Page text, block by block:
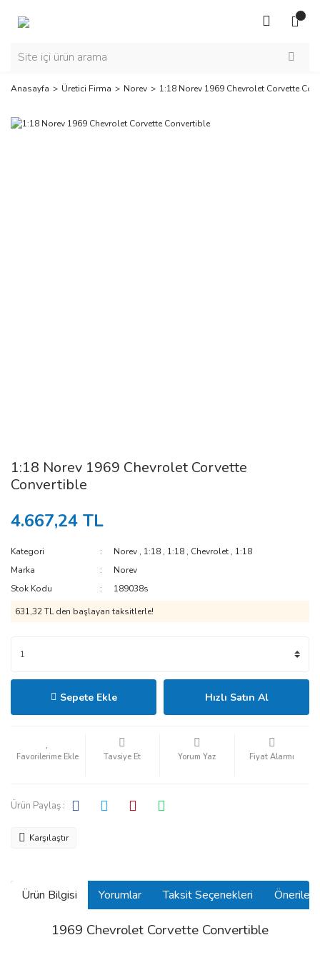
Anasayfa Üretici Firma Norev 1:18 Norev 1969 Chevrolet Corvette
1:18 Norev 1969 Chevrolet Corvette
Convertible
4.667,24 TL
Kategori Norev , 1:18 , 1:18 , Chevrolet , 1:18
Marka
Norev
Stok Kodu
189038s
631,32 TL den başlayan taksitlerle!
Sepete Ekle Hızlı Satın Al
Tavsiye Et Yorum Yaz Fiyat Alarmı
Ürün Paylaş :
Karşılaştır
Ürün Bilgisi Yorumlar Taksit Seçenekleri
1969 Chevrolet Corvette Convertible